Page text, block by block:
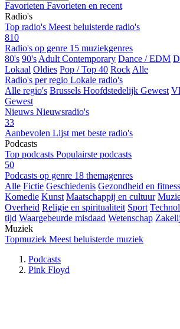
Favorieten Favorieten en recent
Radio's
Top radio's Meest beluisterde radio's
810
Radio's op genre 15 muziekgenres
80's 90's Adult Contemporary Dance / EDM
Lokaal Oldies Pop / Top 40 Rock Alle
Radio's per regio Lokale radio's
Alle regio's Brussels Hoofdstedelijk Gewest
Gewest
Nieuws Nieuwsradio's
33
Aanbevolen Lijst met beste radio's
Podcasts
Top podcasts Populairste podcasts
50
Podcasts op genre 18 themagenres
Alle Fictie Geschiedenis Gezondheid en fitness
Komedie Kunst Maatschappij en cultuur
Overheid Religie en spiritualiteit Sport
tijd Waargebeurde misdaad Wetenschap
Muziek
Topmuziek Meest beluisterde muziek
Podcasts
Pink Floyd